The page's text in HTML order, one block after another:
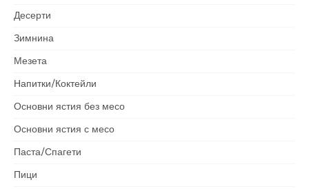
Десерти
Зимнина
Мезета
Напитки/Коктейли
Основни ястия без месо
Основни ястия с месо
Паста/Спагети
Пици